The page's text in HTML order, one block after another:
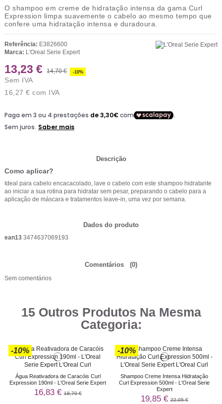
O shampoo em creme de hidratação intensa da gama Curl
Expression limpa suavemente o cabelo ao mesmo tempo que
confere uma hidratação intensa e duradoura.
Referência: E3826600
Marca: L'Oreal Serie Expert
13,23 € 14,70 € -10%
Sem IVA
16,27 € com IVA
Descrição
Como aplicar?
Ideal para cabelo encacacolado, lave o cabelo com este shampoo hidratante
ao iniciar a sua rotina para hidratar sem pesar, preparando o cabelo para a
aplicação de máscara e tratamentos leave-in, uma vez por semana.
Dados do produto
ean13 3474637069193
Comentários (0)
Sem comentários
15 Outros Produtos Na Mesma
Categoria:
-10%
Água Reativadora de Caracóis Curl
Expression 190ml - L'Oreal Serie Expert
16,83 €18,70 €
-10%
Shampoo Creme Intensa Hidratação
Curl Expression 500ml - L'Oreal Serie
Expert
19,85 €22,05 €